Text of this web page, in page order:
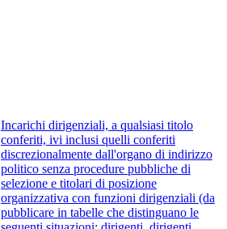
Incarichi dirigenziali, a qualsiasi titolo
conferiti, ivi inclusi quelli conferiti
discrezionalmente dall'organo di indirizzo
politico senza procedure pubbliche di
selezione e titolari di posizione
organizzativa con funzioni dirigenziali (da
pubblicare in tabelle che distinguano le